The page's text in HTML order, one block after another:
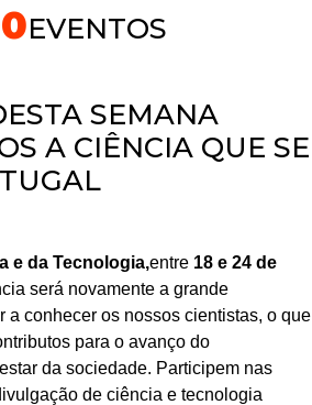
EVENTOS
SEMANA
A CIÊNCIA QUE SE
e da Tecnologia,entre 18 e 24 de
será novamente a grande
a conhecer os nossos cientistas, o que
para o avanço do
da sociedade. Participem nas
de ciência e tecnologia